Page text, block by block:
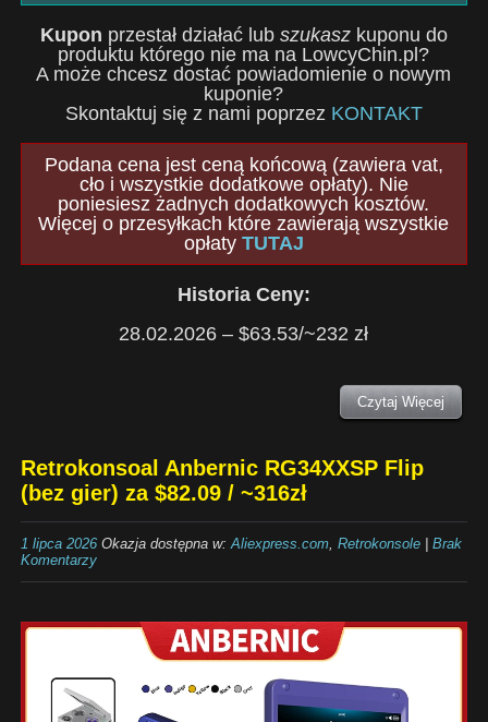
Kupon przestał działać lub szukaszkuponu do
produktu którego nie ma na LowcyChin.pl?
A może chcesz dostać powiadomienie o nowym
kuponie?
Skontaktuj się z nami poprzez KONTAKT
Podana cena jest ceną końcową (zawiera vat,
cło i wszystkie dodatkowe opłaty). Nie
poniesiesz żadnych dodatkowych kosztów.
Więcej o przesyłkach które zawierają wszystkie
opłaty TUTAJ
Historia Ceny:
28.02.2026 – $63.53/~232 zł
Czytaj Więcej
Retrokonsoal Anbernic RG34XXSP Flip
(bez gier) za $82.09 / ~316zł
1 lipca 2026Okazja dostępna w:Aliexpress.com, Retrokonsole| Brak
Komentarzy